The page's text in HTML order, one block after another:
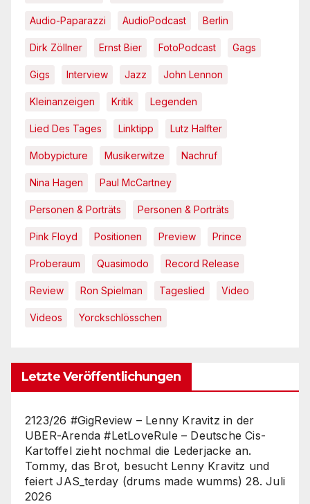
Audio-Paparazzi AudioPodcast Berlin
Dirk Zöllner Ernst Bier FotoPodcast Gags
Gigs Interview Jazz John Lennon
Kleinanzeigen Kritik Legenden
Lied Des Tages Linktipp Lutz Halfter
Mobypicture Musikerwitze Nachruf
Nina Hagen Paul McCartney
Personen & Porträts Personen & Porträts
Pink Floyd Positionen Preview Prince
Proberaum Quasimodo Record Release
Review Ron Spielman Tageslied Video
Videos Yorckschlösschen
Letzte Veröffentlichungen
2123/26 #GigReview – Lenny Kravitz in der
UBER-Arenda #LetLoveRule – Deutsche Cis-
Kartoffel zieht nochmal die Lederjacke an.
Tommy, das Brot, besucht Lenny Kravitz und
feiert JAS_terday (drums made wumms) 28. Juli
2026